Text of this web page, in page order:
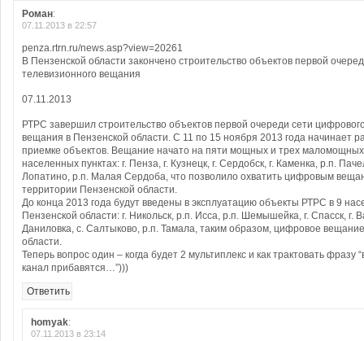
Роман:
07.11.2013 в 22:57
penza.rtrn.ru/news.asp?view=20261
В Пензенской области закончено строительство объектов первой
телевизионного вещания
07.11.2013
РТРС завершил строительство объектов первой очереди сети
вещания в Пензенской области. С 11 по 15 ноября 2013 года начинает
приемке объектов. Вещание начато на пяти мощных и трех
населенных пунктах: г. Пенза, г. Кузнецк, г. Сердобск, г. Каменка, р.п.
Лопатино, р.п. Малая Сердоба, что позволило охватить цифровым
территории Пензенской области.
До конца 2013 года будут введены в эксплуатацию объекты РТРС в 9
Пензенской области: г. Никольск, р.п. Исса, р.п. Шемышейка, г. Спасск, г.
Даниловка, с. Салтыково, р.п. Тамала, таким образом, цифровое
области.
Теперь вопрос один – когда будет 2 мультиплекс и как трактовать фразу
канал прибавятся…”)))
Ответить
homyak:
07.11.2013 в 23:14